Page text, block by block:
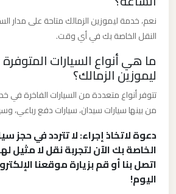
نعم، خدمة ليموزين الزمالك متاحة على مدار
النقل الخاصة بك في أي وقت.
ما هي أنواع السيارات
ليموزين الزمالك؟
تتوفر أنواع متعددة من السيارات الفاخرة في
من بينها سيارات سيدان، سيارات دفع رباعي،
دعوة لاتخاذ إجراء: لا تتردد في حجز
الخاصة بك الآن لتجربة نقل لا مثيل
اتصل بنا أو قم بزيارة موقعنا
اليوم!
مرسي
مطروح
ليموزين
العرب